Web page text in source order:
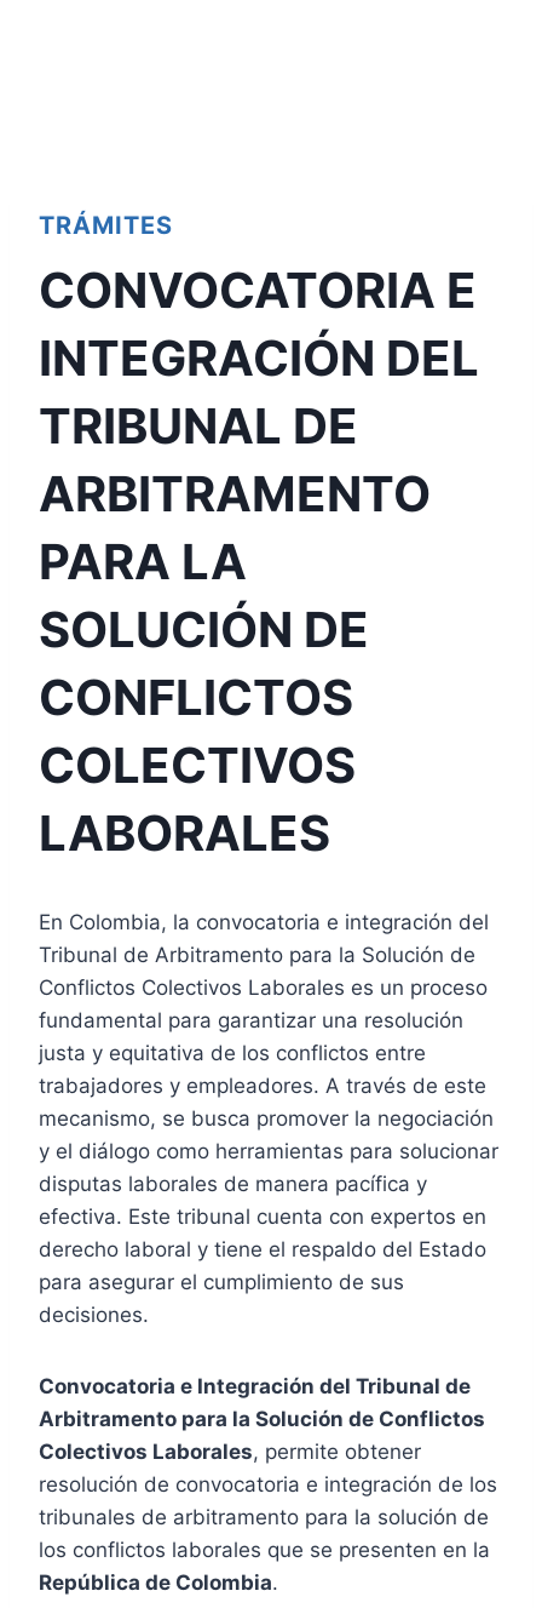
TRÁMITES
CONVOCATORIA E
INTEGRACIÓN DEL
TRIBUNAL DE
ARBITRAMENTO
PARA LA
SOLUCIÓN DE
CONFLICTOS
COLECTIVOS
LABORALES
En Colombia, la convocatoria e integración del
Tribunal de Arbitramento para la Solución de
Conflictos Colectivos Laborales es un proceso
fundamental para garantizar una resolución
justa y equitativa de los conflictos entre
trabajadores y empleadores. A través de este
mecanismo, se busca promover la negociación
y el diálogo como herramientas para solucionar
disputas laborales de manera pacífica y
efectiva. Este tribunal cuenta con expertos en
derecho laboral y tiene el respaldo del Estado
para asegurar el cumplimiento de sus
decisiones.
Convocatoria e Integración del Tribunal de
Arbitramento para la Solución de Conflictos
Colectivos Laborales, permite obtener
resolución de convocatoria e integración de los
tribunales de arbitramento para la solución de
los conflictos laborales que se presenten en la
República de Colombia.